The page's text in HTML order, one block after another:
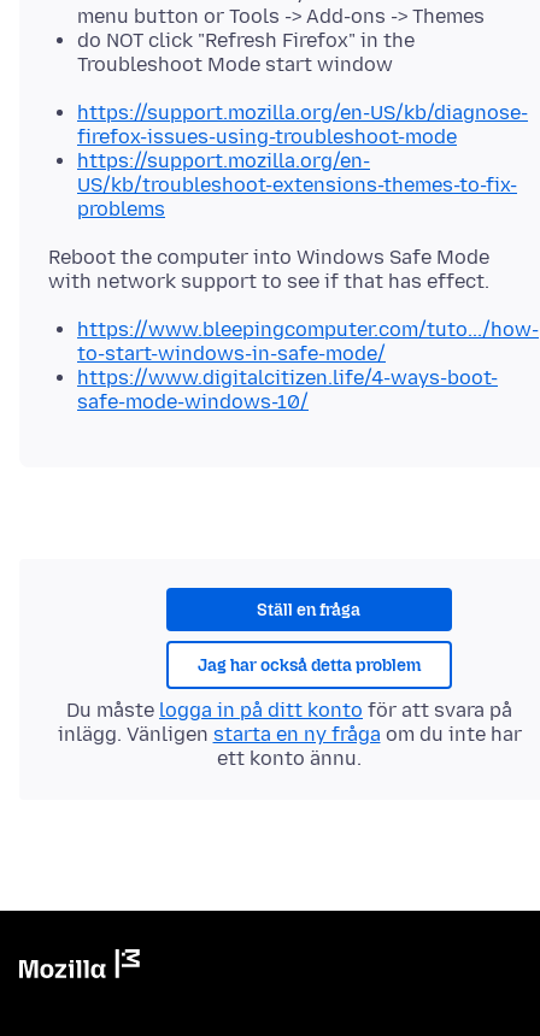
menu button or Tools -> Add-ons -> Themes
do NOT click "Refresh Firefox" in the
Troubleshoot Mode start window
https://support.mozilla.org/en-US/kb/diagnose-
firefox-issues-using-troubleshoot-mode
https://support.mozilla.org/en-
US/kb/troubleshoot-extensions-themes-to-fix-
problems
Reboot the computer into Windows Safe Mode
https://www.bleepingcomputer.com/tuto.../how-
to-start-windows-in-safe-mode/
https://www.digitalcitizen.life/4-ways-boot-
safe-mode-windows-10/
Ställ en fråga
Jag har också detta problem
Du måste logga in på ditt konto för att svara på
inlägg. Vänligen starta en ny fråga om du inte har
ett konto ännu.